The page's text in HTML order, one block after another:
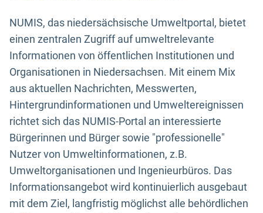
NUMIS, das niedersächsische Umweltportal, bietet
einen zentralen Zugriff auf umweltrelevante
Informationen von öffentlichen Institutionen und
Organisationen in Niedersachsen. Mit einem Mix
aus aktuellen Nachrichten, Messwerten,
Hintergrundinformationen und Umweltereignissen
richtet sich das NUMIS-Portal an interessierte
Bürgerinnen und Bürger sowie "professionelle"
Nutzer von Umweltinformationen, z.B.
Umweltorganisationen und Ingenieurbüros. Das
Informationsangebot wird kontinuierlich ausgebaut
mit dem Ziel, langfristig möglichst alle behördlichen